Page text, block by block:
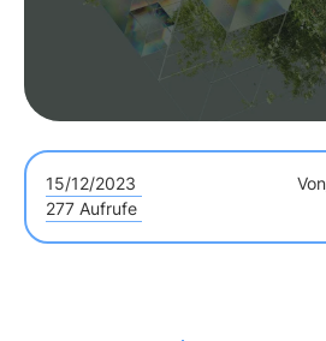
EU in eine moderne
15/12/2023 Von
277 Aufrufe